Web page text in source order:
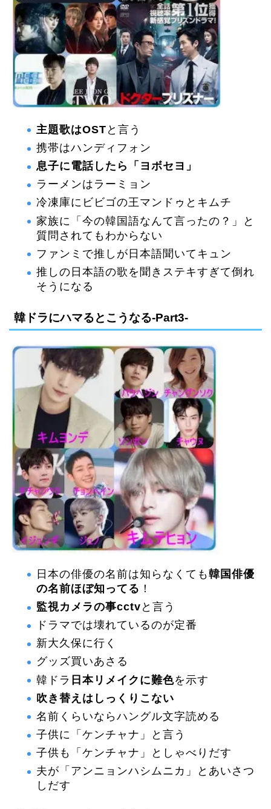
主題歌はOST と言う
携帯はハンディフォン
息子に電話したら「ヨボセヨ」
ラーメンはラーミョン
冷凍庫にビビゴの王マンドゥとキムチ
家族に「今の韓国語なんて言ったの？」と
質問されてもわからない
ファンミで推しが日本語聞いてキュン
推しの日本語の歌を聞きステキすぎて倒れ
そうになる
韓ドラにハマるとこうなる-Part3-
日本の俳優の名前は知らなくても韓国俳優
の名前ほぼ知ってる ！
監視カメラの事cctv と言う
ドラマでは壊れているのが定番
新大久保に行く
グッズ買いあさる
韓ドラ 日本リメイクに難色を示す
吹き替えはしっくりこない
名前くらいならハングル文字読める
子供に「ケンチャナ」と言う
子供も「ケンチャナ」としゃべりだす
夫が「アンニョンハシムニカ」とあいさつ
しだす